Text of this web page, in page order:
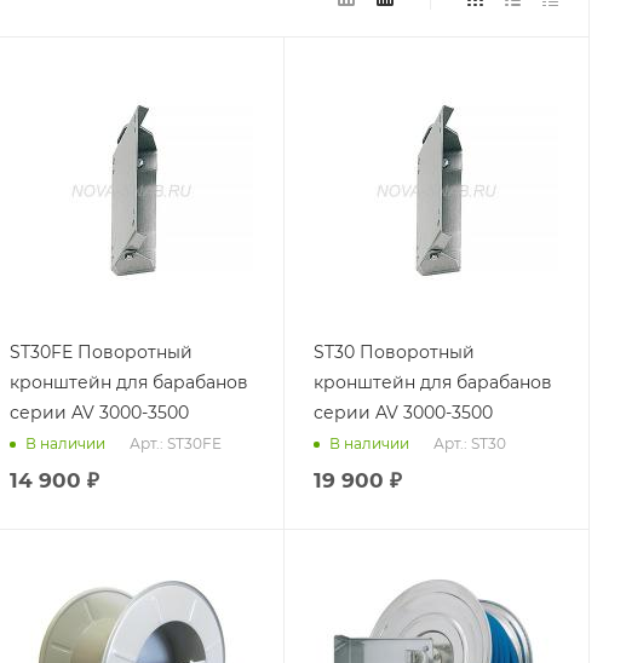
ST30FE Поворотный
кронштейн для барабанов
серии AV 3000-3500
В наличии Арт.: ST30FE
14 900 ₽
ST30 Поворотный
кронштейн для барабанов
серии AV 3000-3500
В наличии Арт.: ST30
19 900 ₽